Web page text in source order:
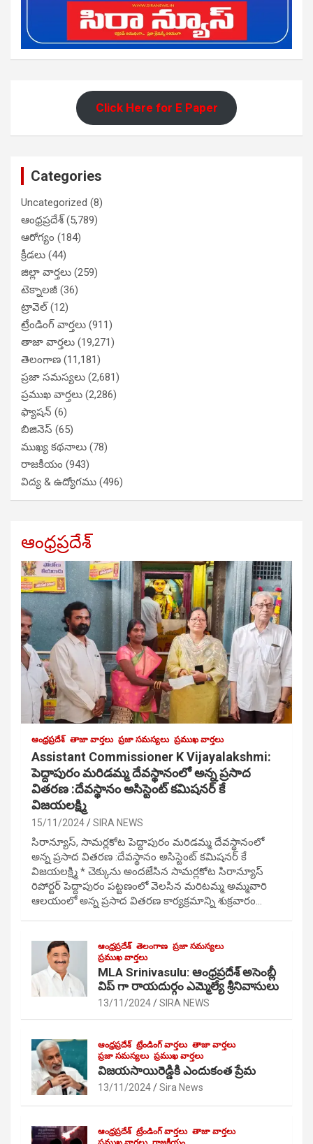
Click Here for E Paper
Categories
Uncategorized (8)
ఆంధ్రప్రదేశ్(5,789)
ఆరోగ్యం (184)
క్రీడలు (44)
జిల్లా వార్తలు (259)
టెక్నాలజీ (36)
ట్రావెల్(12)
ట్రేండింగ్ వార్తలు (911)
తాజా వార్తలు (19,271)
తెలంగాణ (11,181)
ప్రజా సమస్యలు (2,681)
ప్రముఖ వార్తలు (2,286)
ఫ్యాషన్ (6)
బిజినెస్ (65)
ముఖ్య కథనాలు (78)
రాజకీయం (943)
విద్య & ఉద్యోగము (496)
ఆంధ్రప్రదేశ్
ఆంధ్రప్రదేశ్ తాజా వార్తలు ప్రజా సమస్యలు ప్రముఖ వార్తలు
Assistant Commissioner K Vijayalakshmi:
పెద్దాపురం మరిడమ్మ దేవస్థానంలో అన్న ప్రసాద
వితరణ :దేవస్థానం అసిస్టెంట్ కమిషనర్ కే
విజయలక్ష్మి
15/11/2024 SIRA NEWS
సిరాన్యూస్, సామర్లకోట పెద్దాపురం మరిడమ్మ దేవస్థానంలో
అన్న ప్రసాద వితరణ :దేవస్థానం అసిస్టెంట్ కమిషనర్ కే
విజయలక్ష్మి * చెక్కును అందజేసిన సామర్లకోట సిరాన్యూస్
రిపోర్టర్ పెద్దాపురం పట్టణంలో వెలసిన మరిటమ్మ అమ్మవారి
ఆలయంలో అన్న ప్రసాద వితరణ కార్యక్రమాన్ని శుక్రవారం…
ఆంధ్రప్రదేశ్ తెలంగాణ ప్రజా సమస్యలు
ప్రముఖ వార్తలు
MLA Srinivasulu: ఆంధ్రప్రదేశ్ అసెంబ్లీ
విప్ గా రాయదుర్గం ఎమ్మెల్యే శ్రీనివాసులు
13/11/2024 SIRA NEWS
ఆంధ్రప్రదేశ్ ట్రేండింగ్ వార్తలు తాజా వార్తలు
ప్రజా సమస్యలు ప్రముఖ వార్తలు
విజయసాయిరెడ్డికి ఎందుకంత ప్రేమ
13/11/2024 Sira News
ఆంధ్రప్రదేశ్ ట్రేండింగ్ వార్తలు తాజా వార్తలు